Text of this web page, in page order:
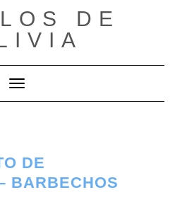
DE
Cambiar modo de navegación
DE
BARBECHOS